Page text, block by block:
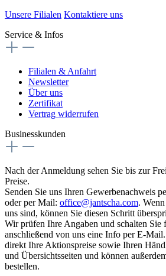
Unsere Filialen Kontaktiere uns
Service & Infos
Filialen & Anfahrt
Newsletter
Über uns
Zertifikat
Vertrag widerrufen
Businesskunden
Nach der Anmeldung sehen Sie bis zur
Preise.
Senden Sie uns Ihren Gewerbenachweis
oder per Mail: office@jantscha.com.
uns sind, können Sie diesen Schritt
Wir prüfen Ihre Angaben und schalten Sie
anschließend von uns eine Info per E-
direkt Ihre Aktionspreise sowie Ihren
und Übersichtsseiten und können
bestellen.